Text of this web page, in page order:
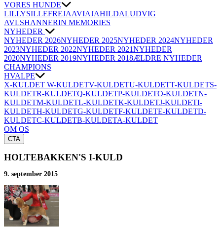
VORES HUNDE
LILLYSILLEFREJAAVIAJAHILDALUDVIG
AVLSHANNERIN MEMORIES
NYHEDER
NYHEDER 2026NYHEDER 2025NYHEDER 2024NYHEDER
2023NYHEDER 2022NYHEDER 2021NYHEDER
2020NYHEDER 2019NYHEDER 2018ÆLDRE NYHEDER
CHAMPIONS
HVALPE
X-KULDET W-KULDETV-KULDETU-KULDETT-KULDETS-
KULDETR-KULDETQ-KULDETP-KULDETO-KULDETN-
KULDETM-KULDETL-KULDETK-KULDETJ-KULDETI-
KULDETH-KULDETG-KULDETF-KULDETE-KULDETD-
KULDETC-KULDETB-KULDETA-KULDET
OM OS
CTA
HOLTEBAKKEN'S I-KULD
9. september 2015